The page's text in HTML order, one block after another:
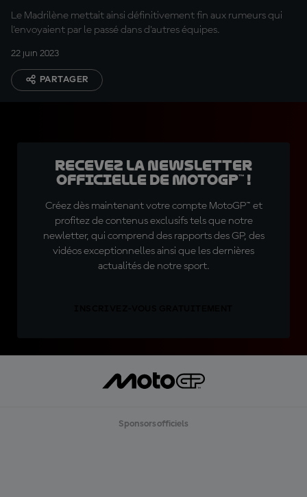
Le Madrilène mettait ainsi définitivement fin aux rumeurs qui
l'envoyaient par le passé dans d'autres équipes.
22 juin 2023
PARTAGER
Recevez la Newsletter
officielle de MotoGP™ !
Créez dès maintenant votre compte MotoGP™ et
profitez de contenus exclusifs tels que notre
newletter, qui comprend des rapports des GP, des
vidéos exceptionnelles ainsi que les dernières
actualités de notre sport.
Sponsors officiels